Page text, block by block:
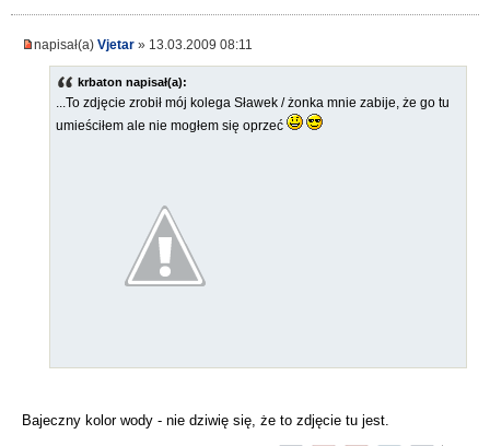
napisał(a) Vjetar » 13.03.2009 08:11
krbaton napisał(a):
...To zdjęcie zrobił mój kolega Sławek / żonka mnie zabije, że go tu
umieściłem ale nie mogłem się oprzeć
Bajeczny kolor wody - nie dziwię się, że to zdjęcie tu jest.